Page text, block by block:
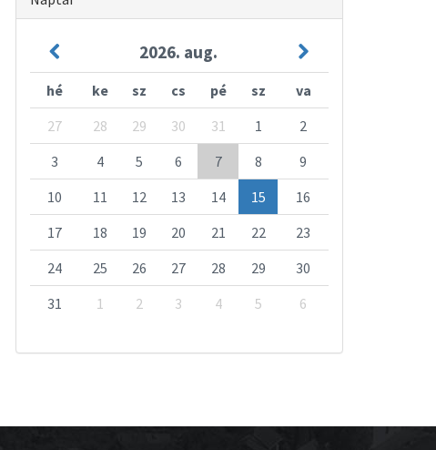
2026. aug.
hé ke sz cs pé sz
va
27
28 29 30 31 1
2
3
4 5 6 7 8
9
10
11 12 13 14 15
16
17
18 19 20 21 22
23
24
25 26 27 28 29
30
31
1 2 3 4 5 6